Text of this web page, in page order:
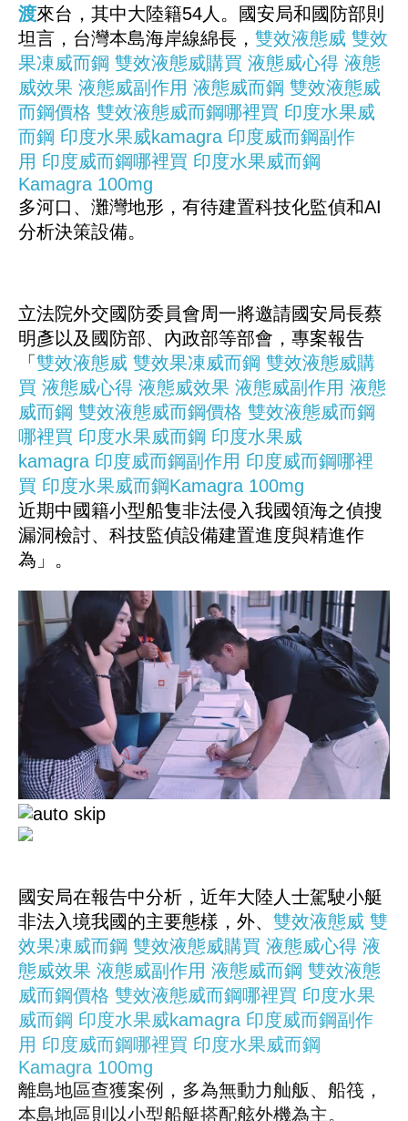
渡來台，其中大陸籍54人。國安局和國防部則
坦言，台灣本島海岸線綿長， 雙效液態威 雙效
果凍威而鋼 雙效液態威購買 液態威心得 液態
威效果 液態威副作用 液態威而鋼 雙效液態威
而鋼價格 雙效液態威而鋼哪裡買 印度水果威
而鋼 印度水果威kamagra 印度威而鋼副作
用 印度威而鋼哪裡買 印度水果威而鋼
Kamagra 100mg
多河口、灘灣地形，有待建置科技化監偵和AI
分析決策設備。
立法院外交國防委員會周一將邀請國安局長蔡
明彥以及國防部、內政部等部會，專案報告
「 雙效液態威 雙效果凍威而鋼 雙效液態威購
買 液態威心得 液態威效果 液態威副作用 液態
威而鋼 雙效液態威而鋼價格 雙效液態威而鋼
哪裡買 印度水果威而鋼 印度水果威
kamagra 印度威而鋼副作用 印度威而鋼哪裡
買 印度水果威而鋼Kamagra 100mg
近期中國籍小型船隻非法侵入我國領海之偵搜
漏洞檢討、科技監偵設備建置進度與精進作
為」。
國安局在報告中分析，近年大陸人士駕駛小艇
非法入境我國的主要態樣，外、 雙效液態威 雙
效果凍威而鋼 雙效液態威購買 液態威心得 液
態威效果 液態威副作用 液態威而鋼 雙效液態
威而鋼價格 雙效液態威而鋼哪裡買 印度水果
威而鋼 印度水果威kamagra 印度威而鋼副作
用 印度威而鋼哪裡買 印度水果威而鋼
Kamagra 100mg
離島地區查獲案例，多為無動力舢舨、船筏，
本島地區則以小型船艇搭配舷外機為主。